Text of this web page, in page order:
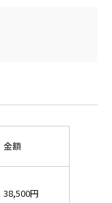
金額
38,500円